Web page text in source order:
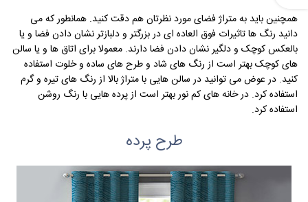
همچنین باید به متراژ فضای مورد نظرتان هم دقت کنید. همانطور که می
دانید رنگ ها تاثیرات فوق العاده ای در بزرگتر و دلبازتر نشان دادن فضا و یا
بالعکس کوچک و دلگیر نشان دادن فضا دارند. معمولا برای اتاق ها و یا سالن
های کوچک بهتر است از رنگ های شاد و طرح های ساده و خلوت استفاده
کنید. در عوض می توانید در سالن هایی با متراژ بالا از رنگ های تیره و گرم
استفاده کرد. در خانه های کم نور بهتر است از پرده هایی با رنگ روشن
استفاده کرد.
طرح پرده